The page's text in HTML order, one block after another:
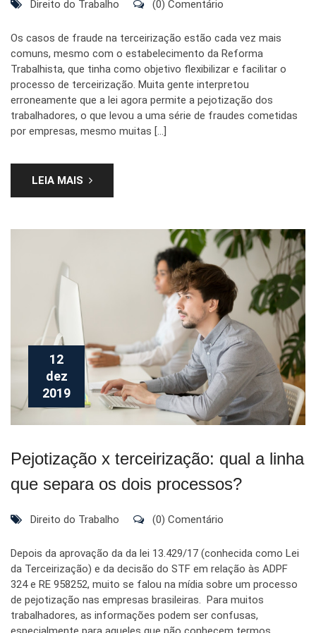
Direito do Trabalho (0) Comentário
Os casos de fraude na terceirização estão cada vez mais
comuns, mesmo com o estabelecimento da Reforma
Trabalhista, que tinha como objetivo flexibilizar e facilitar o
processo de terceirização. Muita gente interpretou
erroneamente que a lei agora permite a pejotização dos
trabalhadores, o que levou a uma série de fraudes cometidas
por empresas, mesmo muitas […]
LEIA MAIS
12
dez
2019
Pejotização x terceirização: qual a linha
que separa os dois processos?
Direito do Trabalho (0) Comentário
Depois da aprovação da da lei 13.429/17 (conhecida como Lei
da Terceirização) e da decisão do STF em relação às ADPF
324 e RE 958252, muito se falou na mídia sobre um processo
de pejotização nas empresas brasileiras. Para muitos
trabalhadores, as informações podem ser confusas,